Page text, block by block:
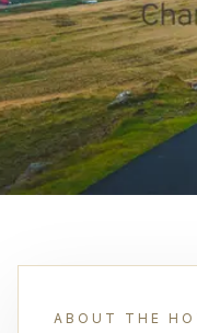
ABOUT THE